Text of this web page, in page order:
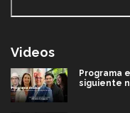
Videos
Programa
siguiente